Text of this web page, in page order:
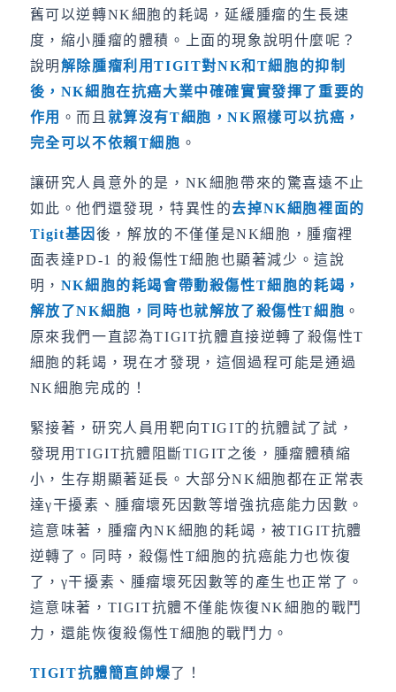
舊可以逆轉NK細胞的耗竭，延緩腫瘤的生長速
度，縮小腫瘤的體積。上面的現象說明什麼呢？
說明 解除腫瘤利用TIGIT對NK和 T細胞的抑制
後， NK細胞在抗癌大業中確確實實發揮了重要的
作用 。而且 就算沒有T細胞，NK照樣可以抗癌，
完全可以不依賴T細胞 。
讓研究人員意外的是，NK細胞帶來的驚喜遠不止
如此。他們還發現，特異性的去掉NK細胞裡面的
Tigit基因 後，解放的不僅僅是NK細胞，腫瘤裡
面表達PD-1 的殺傷性T細胞也顯著減少。這說
明， NK細胞的耗竭會帶動殺傷性T細胞的耗竭，
解放了NK細胞，同時也就解放了殺傷性T細胞 。
原來我們一直認為TIGIT抗體直接逆轉了殺傷性T
細胞的耗竭，現在才發現，這個過程可能是通過
NK細胞完成的！
緊接著，研究人員用靶向TIGIT的抗體試了試，
發現用TIGIT抗體阻斷TIGIT之後，腫瘤體積縮
小，生存期顯著延長。大部分NK細胞都在正常表
達γ干擾素、腫瘤壞死因數等增強抗癌能力因數。
這意味著，腫瘤內NK細胞的耗竭，被TIGIT抗體
逆轉了。同時，殺傷性T細胞的抗癌能力也恢復
了，γ干擾素、腫瘤壞死因數等的產生也正常了。
這意味著，TIGIT抗體不僅能恢復NK細胞的戰鬥
力，還能恢復殺傷性T細胞的戰鬥力。
TIGIT抗體簡直帥爆了！